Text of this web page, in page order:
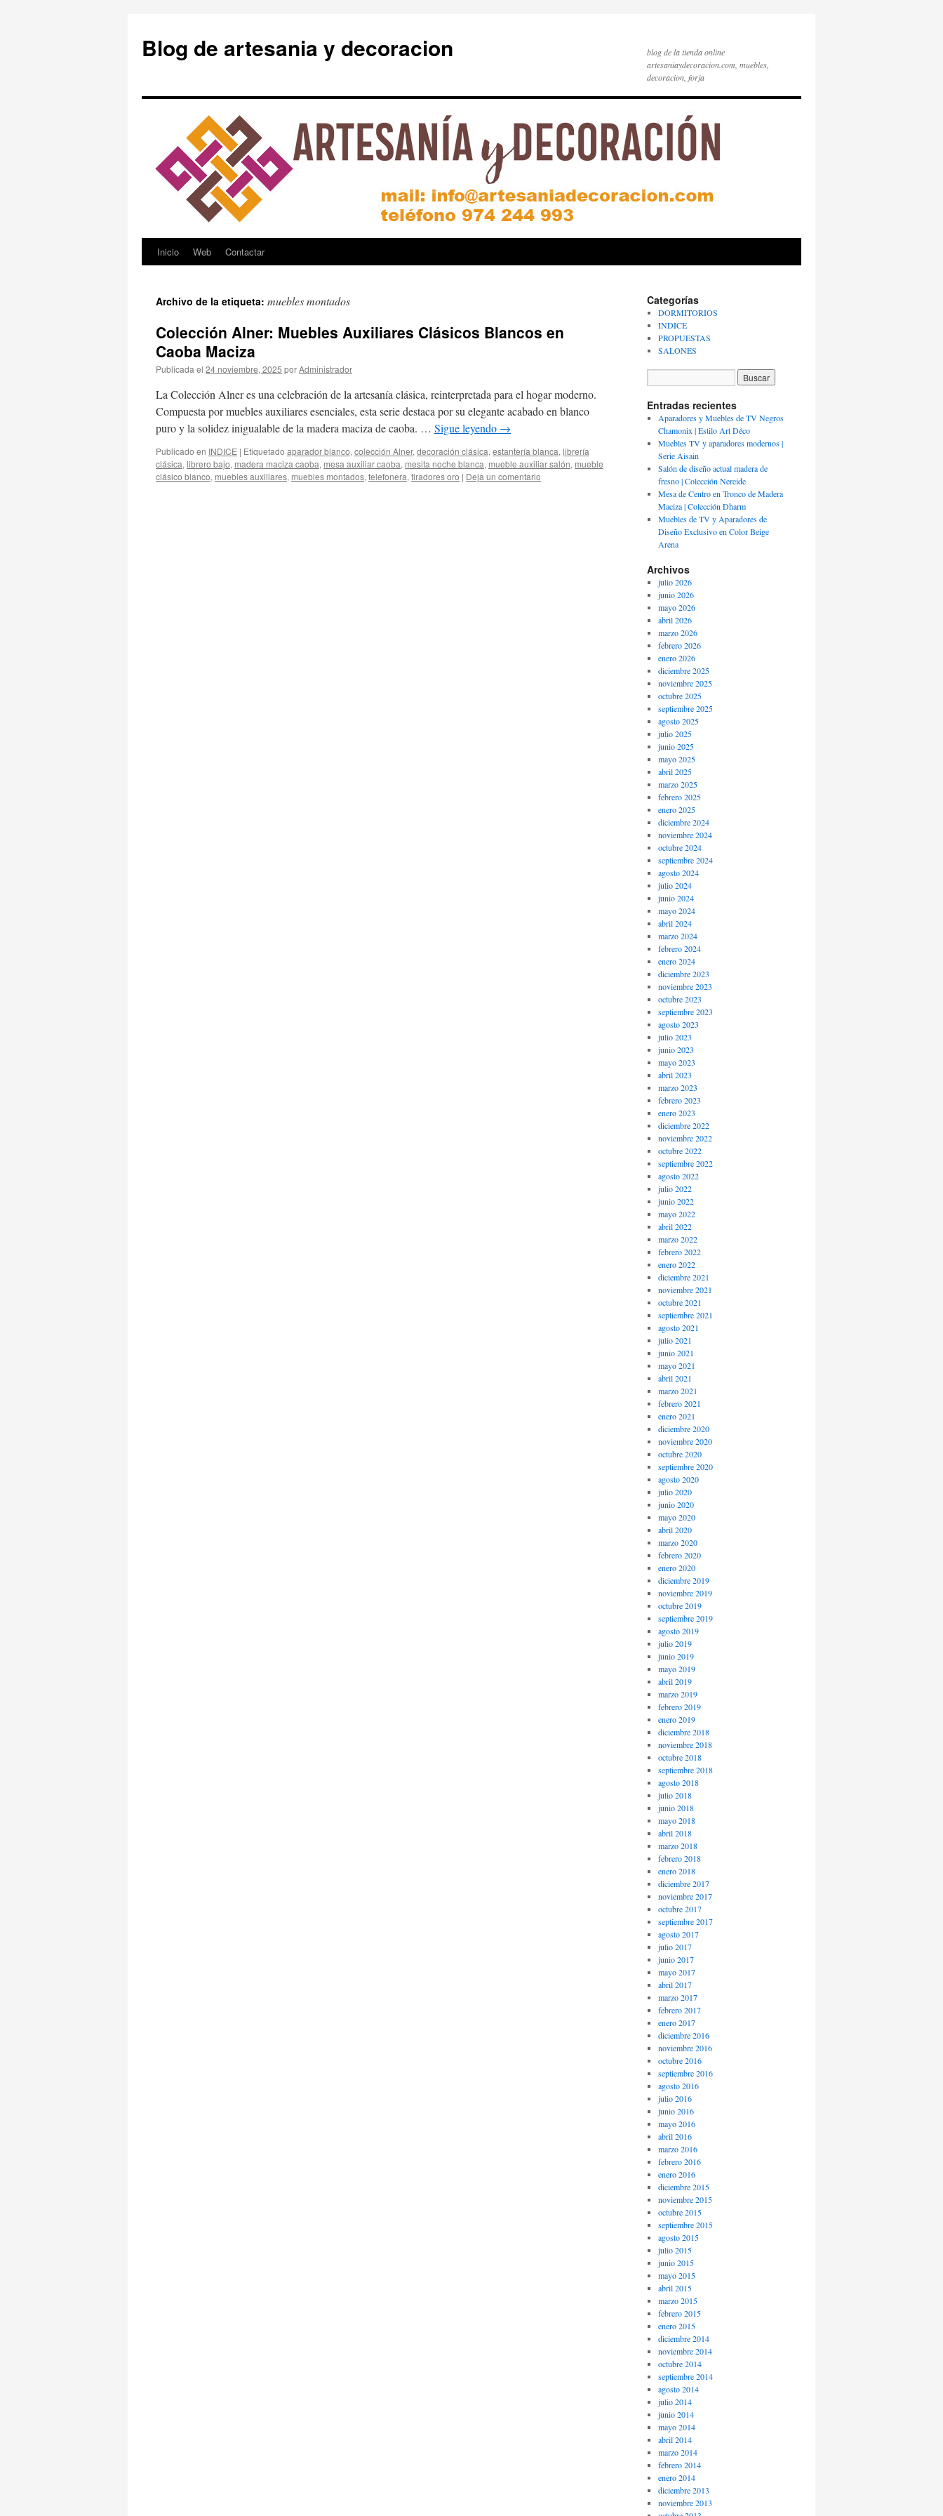
Blog de artesania y decoracion
blog de la tienda online
artesaniaydecoracion.com, muebles,
decoracion, forja
Saltar
contenido
Inicio Web Contactar
Archivo de la etiqueta: muebles montados
Colección Alner: Muebles Auxiliares Clásicos Blancos en
Caoba Maciza
Publicada el 24 noviembre, 2025 porAdministrador
La Colección Alner es una celebración de la artesanía clásica, reinterpretada para el hogar moderno.
Compuesta por muebles auxiliares esenciales, esta serie destaca por su elegante acabado en blanco
puro y la solidez inigualable de la madera maciza de caoba. … Sigue leyendo →
Publicado en INDICE | Etiquetado aparador blanco, colección Alner, decoración clásica, estantería blanca, librería
clásica, librero bajo, madera maciza caoba, mesa auxiliar caoba, mesita noche blanca, mueble auxiliar salón, mueble
clásico blanco, muebles auxiliares, muebles montados, telefonera, tiradores oro | Deja un comentario
Categorías
DORMITORIOS
INDICE
PROPUESTAS
SALONES
Entradas recientes
Aparadores y Muebles de TV Negros
Chamonix | Estilo Art Déco
Muebles TV y aparadores modernos |
Serie Aisain
Salón de diseño actual madera de
fresno | Colección Nereide
Mesa de Centro en Tronco de Madera
Maciza | Colección Dharm
Muebles de TV y Aparadores de
Diseño Exclusivo en Color Beige
Arena
Archivos
julio 2026
junio 2026
mayo 2026
abril 2026
marzo 2026
febrero 2026
enero 2026
diciembre 2025
noviembre 2025
octubre 2025
septiembre 2025
agosto 2025
julio 2025
junio 2025
mayo 2025
abril 2025
marzo 2025
febrero 2025
enero 2025
diciembre 2024
noviembre 2024
octubre 2024
septiembre 2024
agosto 2024
julio 2024
junio 2024
mayo 2024
abril 2024
marzo 2024
febrero 2024
enero 2024
diciembre 2023
noviembre 2023
octubre 2023
septiembre 2023
agosto 2023
julio 2023
junio 2023
mayo 2023
abril 2023
marzo 2023
febrero 2023
enero 2023
diciembre 2022
noviembre 2022
octubre 2022
septiembre 2022
agosto 2022
julio 2022
junio 2022
mayo 2022
abril 2022
marzo 2022
febrero 2022
enero 2022
diciembre 2021
noviembre 2021
octubre 2021
septiembre 2021
agosto 2021
julio 2021
junio 2021
mayo 2021
abril 2021
marzo 2021
febrero 2021
enero 2021
diciembre 2020
noviembre 2020
octubre 2020
septiembre 2020
agosto 2020
julio 2020
junio 2020
mayo 2020
abril 2020
marzo 2020
febrero 2020
enero 2020
diciembre 2019
noviembre 2019
octubre 2019
septiembre 2019
agosto 2019
julio 2019
junio 2019
mayo 2019
abril 2019
marzo 2019
febrero 2019
enero 2019
diciembre 2018
noviembre 2018
octubre 2018
septiembre 2018
agosto 2018
julio 2018
junio 2018
mayo 2018
abril 2018
marzo 2018
febrero 2018
enero 2018
diciembre 2017
noviembre 2017
octubre 2017
septiembre 2017
agosto 2017
julio 2017
junio 2017
mayo 2017
abril 2017
marzo 2017
febrero 2017
enero 2017
diciembre 2016
noviembre 2016
octubre 2016
septiembre 2016
agosto 2016
julio 2016
junio 2016
mayo 2016
abril 2016
marzo 2016
febrero 2016
enero 2016
diciembre 2015
noviembre 2015
octubre 2015
septiembre 2015
agosto 2015
julio 2015
junio 2015
mayo 2015
abril 2015
marzo 2015
febrero 2015
enero 2015
diciembre 2014
noviembre 2014
octubre 2014
septiembre 2014
agosto 2014
julio 2014
junio 2014
mayo 2014
abril 2014
marzo 2014
febrero 2014
enero 2014
diciembre 2013
noviembre 2013